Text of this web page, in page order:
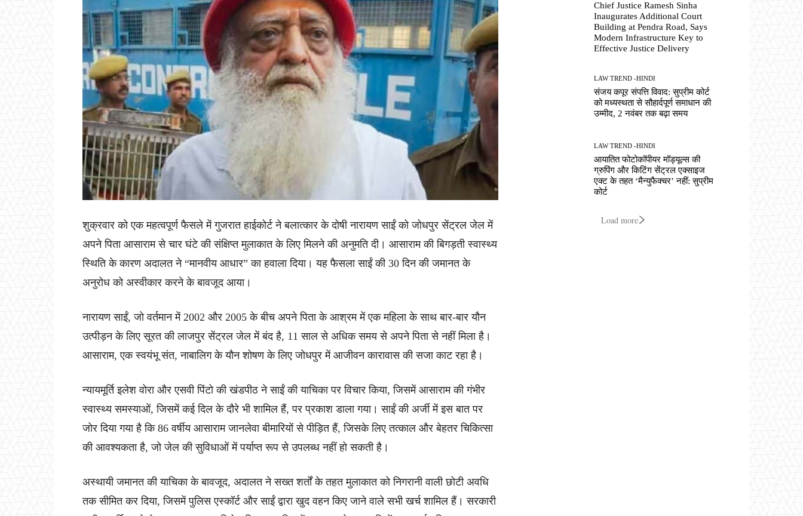
शुक्रवार को एक महत्वपूर्ण फैसले में गुजरात हाईकोर्ट ने बलात्कार के दोषी नारायण साईं को जोधपुर सेंट्रल जेल में
अपने पिता आसाराम से चार घंटे की संक्षिप्त मुलाकात के लिए मिलने की अनुमति दी। आसाराम की बिगड़ती स्वास्थ्य
स्थिति के कारण अदालत ने “मानवीय आधार” का हवाला दिया। यह फैसला साईं की 30 दिन की जमानत के
अनुरोध को अस्वीकार करने के बावजूद आया।
नारायण साईं, जो वर्तमान में 2002 और 2005 के बीच अपने पिता के आश्रम में एक महिला के साथ बार-बार यौन
उत्पीड़न के लिए सूरत की लाजपुर सेंट्रल जेल में बंद है, 11 साल से अधिक समय से अपने पिता से नहीं मिला है।
आसाराम, एक स्वयंभू संत, नाबालिग के यौन शोषण के लिए जोधपुर में आजीवन कारावास की सजा काट रहा है।
न्यायमूर्ति इलेश वोरा और एसवी पिंटो की खंडपीठ ने साईं की याचिका पर विचार किया, जिसमें आसाराम की गंभीर
स्वास्थ्य समस्याओं, जिसमें कई दिल के दौरे भी शामिल हैं, पर प्रकाश डाला गया। साईं की अर्जी में इस बात पर
जोर दिया गया है कि 86 वर्षीय आसाराम जानलेवा बीमारियों से पीड़ित हैं, जिसके लिए तत्काल और बेहतर चिकित्सा
की आवश्यकता है, जो जेल की सुविधाओं में पर्याप्त रूप से उपलब्ध नहीं हो सकती है।
अस्थायी जमानत की याचिका के बावजूद, अदालत ने सख्त शर्तों के तहत मुलाकात को निगरानी वाली छोटी अवधि
तक सीमित कर दिया, जिसमें पुलिस एस्कॉर्ट और साईं द्वारा खुद वहन किए जाने वाले सभी खर्च शामिल हैं। सरकारी
Chief Justice Ramesh Sinha
Inaugurates Additional Court
Building at Pendra Road, Says
Modern Infrastructure Key to
Effective Justice Delivery
LAW TREND -HINDI
संजय कपूर संपत्ति विवाद: सुप्रीम कोर्ट
को मध्यस्थता से सौहार्दपूर्ण समाधान की
उम्मीद, 2 नवंबर तक बढ़ा समय
LAW TREND -HINDI
आयातित फोटोकॉपीयर मॉड्यूल्स की
ग्रुपिंग और किटिंग सेंट्रल एक्साइज
एक्ट के तहत ‘मैन्युफैक्चर’ नहीं: सुप्रीम
कोर्ट
Load more